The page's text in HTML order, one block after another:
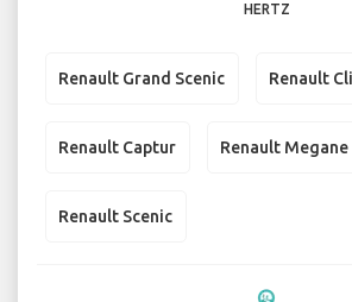
HERTZ
Renault Grand Scenic Renault
Renault Captur Renault
Renault Scenic